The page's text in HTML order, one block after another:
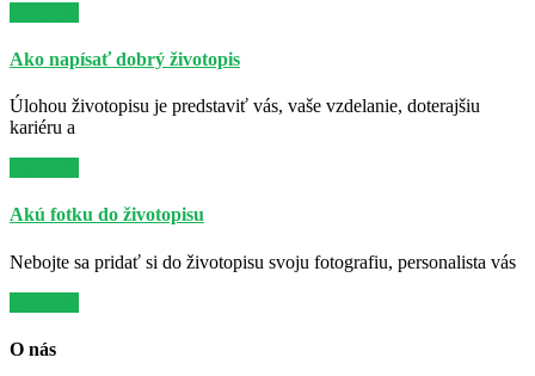
Ako napísať dobrý životopis
Úlohou životopisu je predstaviť vás, vaše vzdelanie, doterajšiu
kariéru a
Akú fotku do životopisu
Nebojte sa pridať si do životopisu svoju fotografiu, personalista vás
O nás